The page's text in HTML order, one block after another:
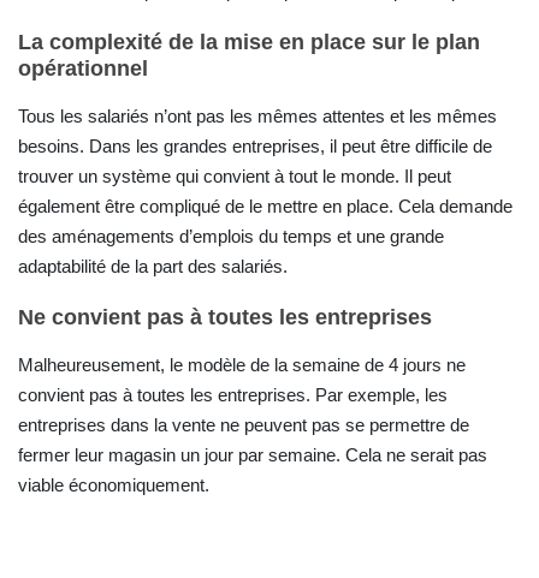
La complexité de la mise en place sur le plan
opérationnel
Tous les salariés n’ont pas les mêmes attentes et les mêmes
besoins. Dans les grandes entreprises, il peut être difficile de
trouver un système qui convient à tout le monde. Il peut
également être compliqué de le mettre en place. Cela demande
des aménagements d’emplois du temps et une grande
adaptabilité de la part des salariés.
Ne convient pas à toutes les entreprises
Malheureusement, le modèle de la semaine de 4 jours ne
convient pas à toutes les entreprises. Par exemple, les
entreprises dans la vente ne peuvent pas se permettre de
fermer leur magasin un jour par semaine. Cela ne serait pas
viable économiquement.